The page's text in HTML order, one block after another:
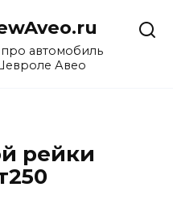
автомобиль
Авео
рейки